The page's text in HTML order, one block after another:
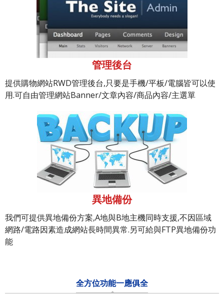
管理後台
提供購物網站RWD管理後台,只要是手機/平板/電腦皆可以使
用.可自由管理網站Banner/文章內容/商品內容/主選單
異地備份
我們可提供異地備份方案,A地與B地主機同時支援,不因區域
網路/電路因素造成網站長時間異常.另可給與FTP異地備份功
能
全方位功能一應俱全